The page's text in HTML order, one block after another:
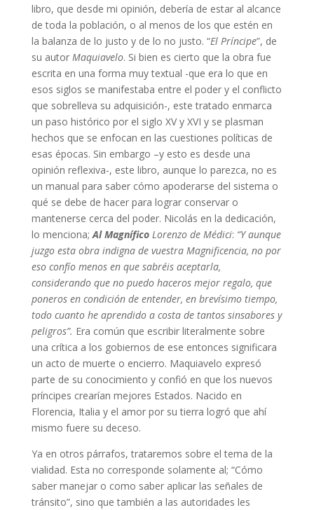
libro, que desde mi opinión, debería de estar al alcance
de toda la población, o al menos de los que estén en
la balanza de lo justo y de lo no justo. “El Príncipe”, de
su autor Maquiavelo. Si bien es cierto que la obra fue
escrita en una forma muy textual -que era lo que en
esos siglos se manifestaba entre el poder y el conflicto
que sobrelleva su adquisición-, este tratado enmarca
un paso histórico por el siglo XV y XVI y se plasman
hechos que se enfocan en las cuestiones políticas de
esas épocas. Sin embargo –y esto es desde una
opinión reflexiva-, este libro, aunque lo parezca, no es
un manual para saber cómo apoderarse del sistema o
qué se debe de hacer para lograr conservar o
mantenerse cerca del poder. Nicolás en la dedicación,
lo menciona;Al Magnífico Lorenzo de Médici: “Y aunque
juzgo esta obra indigna de vuestra Magnificencia, no por
eso confío menos en que sabréis aceptarla,
considerando que no puedo haceros mejor regalo, que
poneros en condición de entender, en brevísimo tiempo,
todo cuanto he aprendido a costa de tantos sinsabores y
peligros”. Era común que escribir literalmente sobre
una crítica a los gobiernos de ese entonces significara
un acto de muerte o encierro. Maquiavelo expresó
parte de su conocimiento y confió en que los nuevos
príncipes crearían mejores Estados. Nacido en
Florencia, Italia y el amor por su tierra logró que ahí
mismo fuere su deceso.
Ya en otros párrafos, trataremos sobre el tema de la
vialidad. Esta no corresponde solamente al; “Cómo
saber manejar o como saber aplicar las señales de
tránsito”, sino que también a las autoridades les